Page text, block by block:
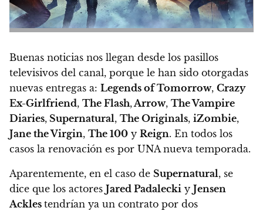
Buenas noticias nos llegan desde los pasillos
televisivos del canal, porque le han sido otorgadas
nuevas entregas a: Legends of Tomorrow, Crazy
Ex-Girlfriend, The Flash,Arrow, The Vampire
Diaries, Supernatural, The Originals, iZombie,
Jane the Virgin, The 100 y Reign. En todos los
casos la renovación es por UNA nueva temporada.
Aparentemente, en el caso de Supernatural, se
dice que los actores Jared Padalecki y Jensen
Ackles tendrían ya un contrato por dos